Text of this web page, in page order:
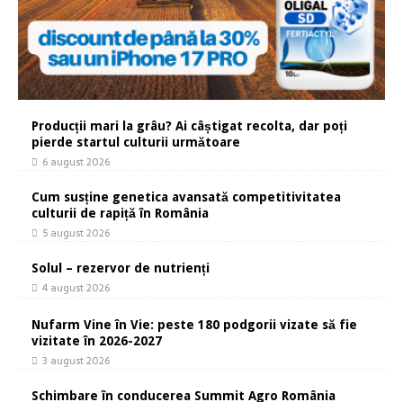
Producții mari la grâu? Ai câștigat recolta, dar poți
pierde startul culturii următoare
6 august 2026
Cum susține genetica avansată competitivitatea
culturii de rapiță în România
5 august 2026
Solul – rezervor de nutrienți
4 august 2026
Nufarm Vine în Vie: peste 180 podgorii vizate să fie
vizitate în 2026-2027
3 august 2026
Schimbare în conducerea Summit Agro România